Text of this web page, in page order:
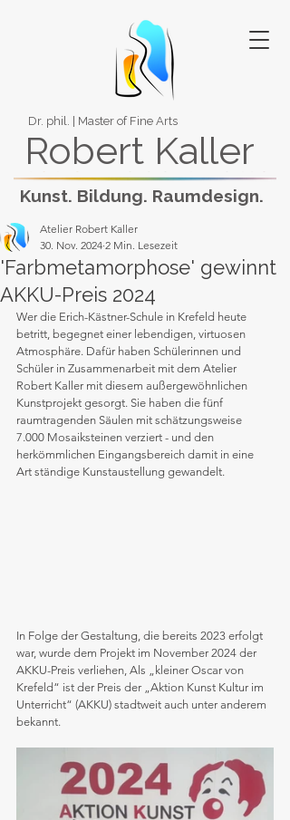
Robert Kaller
Kunst. Bildung. Raumdesign.
Dr. phil. | Master of Fine Arts
'Farbmetamorphose' gewinnt
AKKU-Preis 2024
Atelier Robert Kaller
30. Nov. 2024 2 Min. Lesezeit
Wer die Erich-Kästner-Schule in Krefeld heute
betritt, begegnet einer lebendigen, virtuosen
Atmosphäre. Dafür haben Schülerinnen und
Schüler in Zusammenarbeit mit dem Atelier
Robert Kaller mit diesem außergewöhnlichen
Kunstprojekt gesorgt. Sie haben die fünf
raumtragenden Säulen mit schätzungsweise
7.000 Mosaiksteinen verziert - und den
herkömmlichen Eingangsbereich damit in eine
Art ständige Kunstaustellung gewandelt.
In Folge der Gestaltung, die bereits 2023 erfolgt
war, wurde dem Projekt im November 2024 der
AKKU-Preis verliehen, Als „kleiner Oscar von
Krefeld“ ist der Preis der „Aktion Kunst Kultur im
Unterricht“ (AKKU) stadtweit auch unter anderem
bekannt.